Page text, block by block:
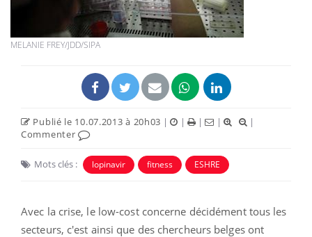
MELANIE FREY/JDD/SIPA
Publié le 10.07.2013 à 20h03 | | | |
|
Commenter
Mots clés : lopinavir fitness ESHRE
Avec la crise, le low-cost concerne décidément tous les
secteurs, c'est ainsi que des chercheurs belges ont